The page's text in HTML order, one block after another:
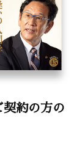
約の方の